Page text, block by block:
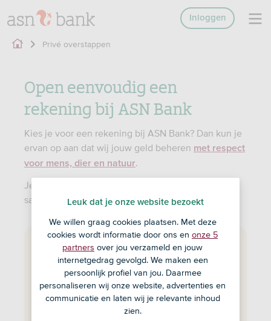
Inloggen
Privé overstappen
Open eenvoudig een
rekening bij ASN Bank
Kies je voor een rekening bij ASN Bank? Dan kun je
ervan op aan dat wij jouw geld beheren met respect
voor mens, dier en natuur.
Je opent eenvoudig een rekening voor jezelf,
samen of je kind via onze app.
In 2 stappen geregeld
Download de ASN-app
Kies de rekening die bij jou past
Leuk dat je onze website bezoekt
We willen graag cookies plaatsen. Met deze
cookies wordt informatie door ons en onze 5
partners over jou verzameld en jouw
internetgedrag gevolgd. We maken een
persoonlijk profiel van jou. Daarmee
personaliseren wij onze website, advertenties en
communicatie en laten wij je relevante inhoud
zien.